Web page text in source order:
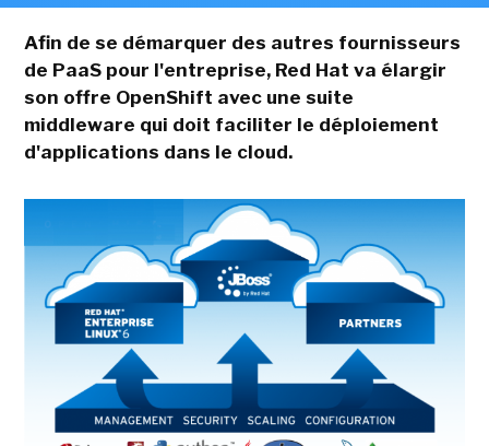
Afin de se démarquer des autres fournisseurs
de PaaS pour l'entreprise, Red Hat va élargir
son offre OpenShift avec une suite
middleware qui doit faciliter le déploiement
d'applications dans le cloud.